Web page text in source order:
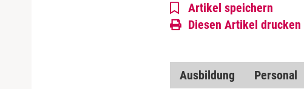
Artikel speichern
Diesen Artikel drucken
Ausbildung Personal